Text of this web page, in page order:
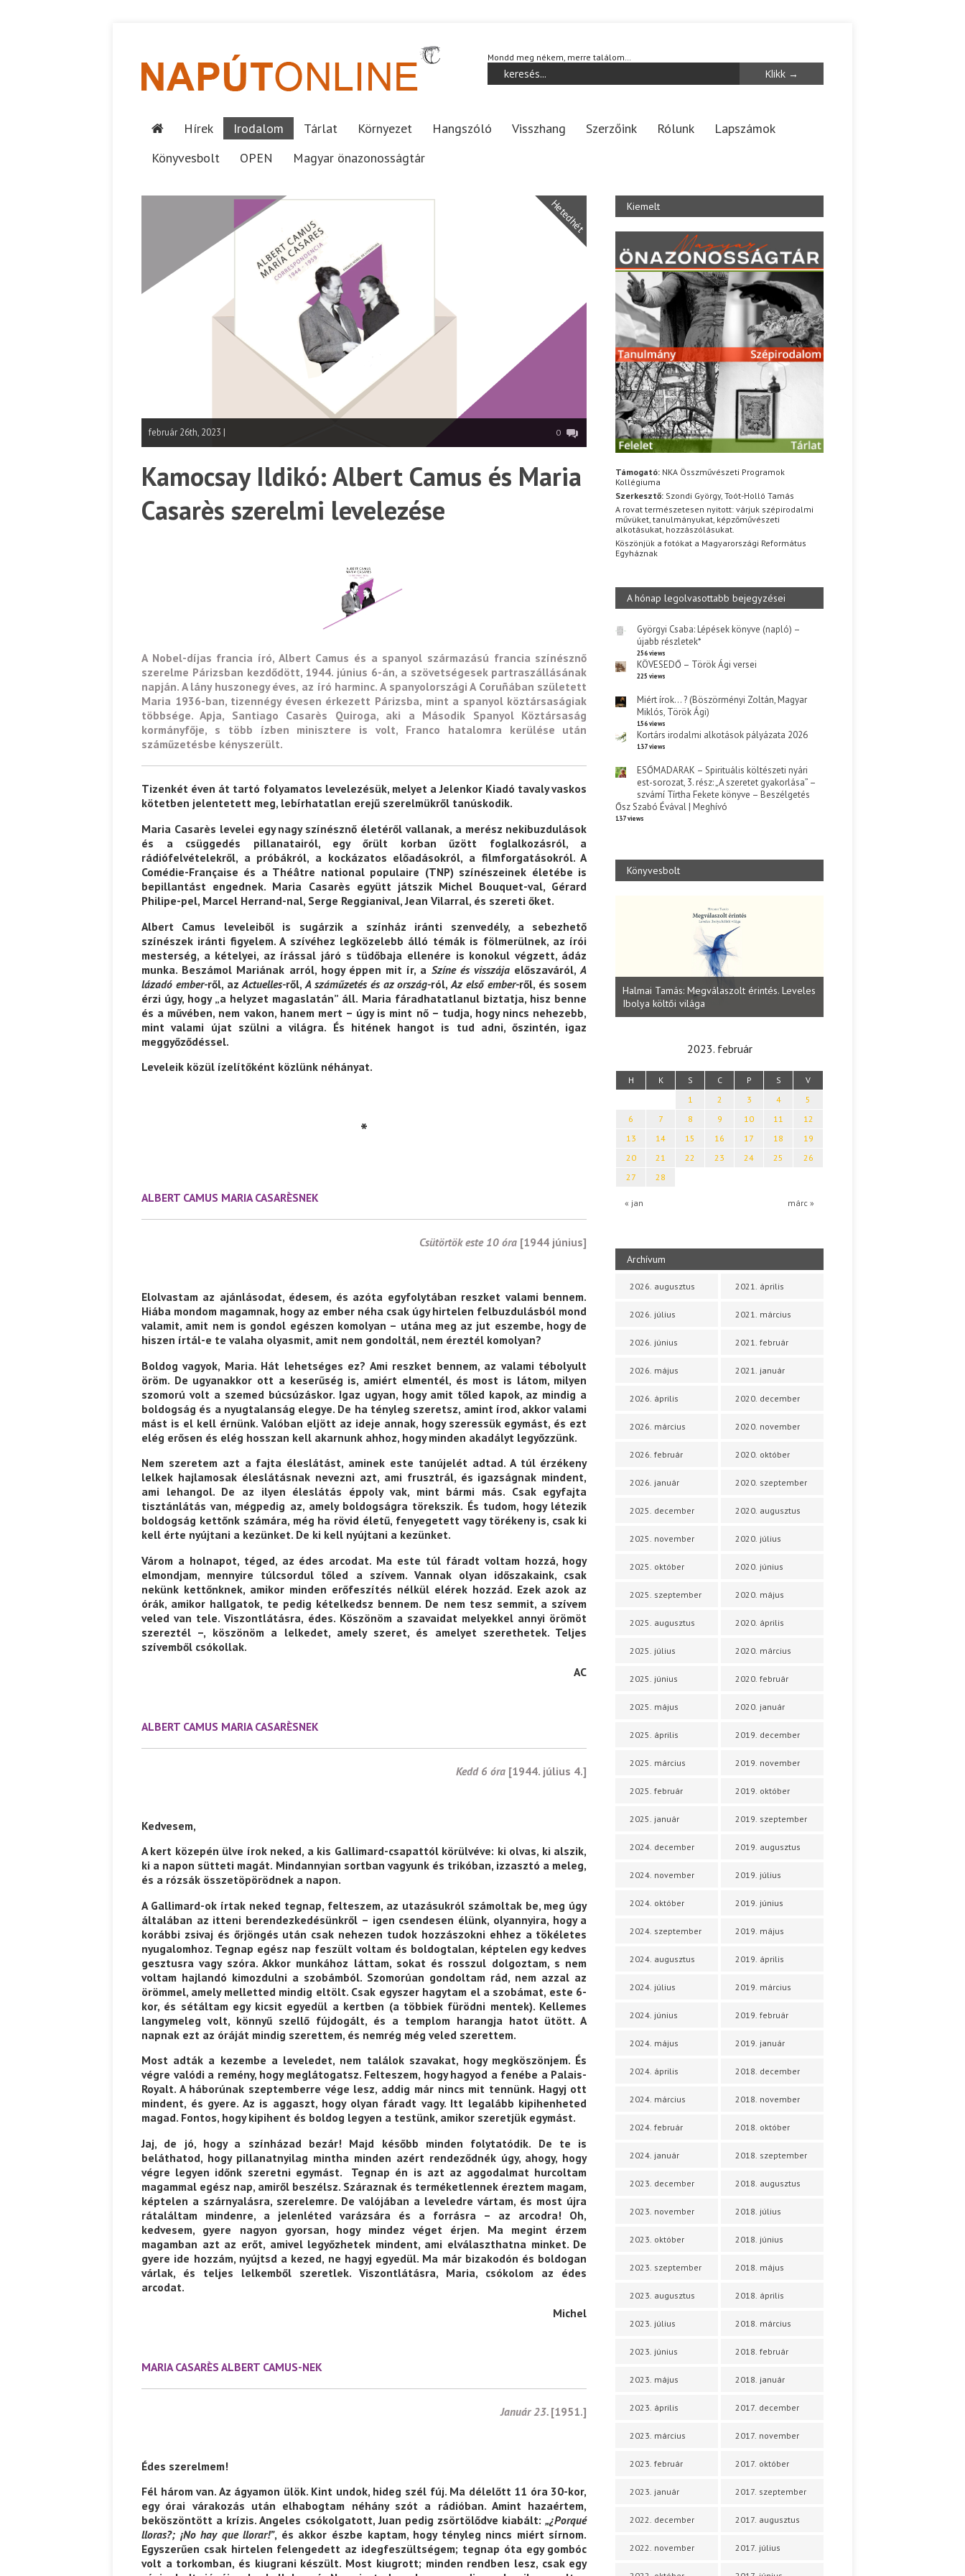
Mondd meg nékem, merre találom…
Hírek Irodalom Tárlat Környezet Hangszóló Visszhang Szerzőink Rólunk
Lapszámok
Könyvesbolt
OPEN Magyar önazonosságtár
Hetedhét
február 26th, 2023 | 0
Kamocsay Ildikó: Albert Camus és Maria
Casarès szerelmi levelezése
A Nobel-díjas francia író, Albert Camus és a spanyol származású francia színésznő
szerelme Párizsban kezdődött, 1944. június 6-án, a szövetségesek partraszállásának
napján. A lány huszonegy éves, az író harminc. A spanyolországi A Coruñában született
Maria 1936-ban, tizennégy évesen érkezett Párizsba, mint a spanyol köztársaságiak
többsége. Apja, Santiago Casarès Quiroga, aki a Második Spanyol Köztársaság
kormányfője, s több ízben minisztere is volt, Franco hatalomra kerülése után
száműzetésbe kényszerült.
Tizenkét éven át tartó folyamatos levelezésük, melyet a Jelenkor Kiadó tavaly vaskos
kötetben jelentetett meg, lebírhatatlan erejű szerelmükről tanúskodik.
Maria Casarès levelei egy nagy színésznő életéről vallanak, a merész nekibuzdulások
és a csüggedés pillanatairól, egy őrült korban űzött foglalkozásról, a
rádiófelvételekről, a próbákról, a kockázatos előadásokról, a filmforgatásokról. A
Comédie-Française és a Théâtre national populaire (TNP) színészeinek életébe is
bepillantást engednek. Maria Casarès együtt játszik Michel Bouquet-val, Gérard
Philipe-pel, Marcel Herrand-nal, Serge Reggianival, Jean Vilarral, és szereti őket.
Albert Camus leveleiből is sugárzik a színház iránti szenvedély, a sebezhető
színészek iránti figyelem. A szívéhez legközelebb álló témák is fölmerülnek, az írói
mesterség, a kételyei, az írással járó s tüdőbaja ellenére is konokul végzett, ádáz
munka. Beszámol Mariának arról, hogy éppen mit ír, a Színe és visszája előszaváról,A
lázadó ember-ről, azActuelles-ről,A száműzetés és az ország-ról,Az első ember-ről, és sosem
érzi úgy, hogy „a helyzet magaslatán” áll. Maria fáradhatatlanul biztatja, hisz benne
és a művében, nem vakon, hanem mert – úgy is mint nő – tudja, hogy nincs nehezebb,
mint valami újat szülni a világra. És hitének hangot is tud adni, őszintén, igaz
meggyőződéssel.
Leveleik közül ízelítőként közlünk néhányat.
*
ALBERT CAMUS MARIA CASARÈSNEK
Csütörtök este 10 óra [1944 június]
Elolvastam az ajánlásodat, édesem, és azóta egyfolytában reszket valami bennem.
Hiába mondom magamnak, hogy az ember néha csak úgy hirtelen felbuzdulásból mond
valamit, amit nem is gondol egészen komolyan – utána meg az jut eszembe, hogy de
hiszen írtál-e te valaha olyasmit, amit nem gondoltál, nem éreztél komolyan?
Boldog vagyok, Maria. Hát lehetséges ez? Ami reszket bennem, az valami tébolyult
öröm. De ugyanakkor ott a keserűség is, amiért elmentél, és most is látom, milyen
szomorú volt a szemed búcsúzáskor. Igaz ugyan, hogy amit tőled kapok, az mindig a
boldogság és a nyugtalanság elegye. De ha tényleg szeretsz, amint írod, akkor valami
mást is el kell érnünk. Valóban eljött az ideje annak, hogy szeressük egymást, és ezt
elég erősen és elég hosszan kell akarnunk ahhoz, hogy minden akadályt legyőzzünk.
Nem szeretem azt a fajta éleslátást, aminek este tanújelét adtad. A túl érzékeny
lelkek hajlamosak éleslátásnak nevezni azt, ami frusztrál, és igazságnak mindent,
ami lehangol. De az ilyen éleslátás éppoly vak, mint bármi más. Csak egyfajta
tisztánlátás van, mégpedig az, amely boldogságra törekszik. És tudom, hogy létezik
boldogság kettőnk számára, még ha rövid életű, fenyegetett vagy törékeny is, csak ki
kell érte nyújtani a kezünket. De ki kell nyújtani a kezünket.
Várom a holnapot, téged, az édes arcodat. Ma este túl fáradt voltam hozzá, hogy
elmondjam, mennyire túlcsordul tőled a szívem. Vannak olyan időszakaink, csak
nekünk kettőnknek, amikor minden erőfeszítés nélkül elérek hozzád. Ezek azok az
órák, amikor hallgatok, te pedig kételkedsz bennem. De nem tesz semmit, a szívem
veled van tele. Viszontlátásra, édes. Köszönöm a szavaidat melyekkel annyi örömöt
szereztél –, köszönöm a lelkedet, amely szeret, és amelyet szerethetek. Teljes
szívemből csókollak.
AC
ALBERT CAMUS MARIA CASARÈSNEK
Kedd 6 óra [1944. július 4.]
Kedvesem,
A kert közepén ülve írok neked, a kis Gallimard-csapattól körülvéve: ki olvas, ki alszik,
ki a napon sütteti magát. Mindannyian sortban vagyunk és trikóban, izzasztó a meleg,
és a rózsák összetöpörödnek a napon.
A Gallimard-ok írtak neked tegnap, felteszem, az utazásukról számoltak be, meg úgy
általában az itteni berendezkedésünkről – igen csendesen élünk, olyannyira, hogy a
korábbi zsivaj és őrjöngés után csak nehezen tudok hozzászokni ehhez a tökéletes
nyugalomhoz. Tegnap egész nap feszült voltam és boldogtalan, képtelen egy kedves
gesztusra vagy szóra. Akkor munkához láttam, sokat és rosszul dolgoztam, s nem
voltam hajlandó kimozdulni a szobámból. Szomorúan gondoltam rád, nem azzal az
örömmel, amely melletted mindig eltölt. Csak egyszer hagytam el a szobámat, este 6-
kor, és sétáltam egy kicsit egyedül a kertben (a többiek fürödni mentek). Kellemes
langymeleg volt, könnyű szellő fújdogált, és a templom harangja hatot ütött. A
napnak ezt az óráját mindig szerettem, és nemrég még veled szerettem.
Most adták a kezembe a leveledet, nem találok szavakat, hogy megköszönjem. És
végre valódi a remény, hogy meglátogatsz. Felteszem, hogy hagyod a fenébe a Palais-
Royalt. A háborúnak szeptemberre vége lesz, addig már nincs mit tennünk. Hagyj ott
mindent, és gyere. Az is aggaszt, hogy olyan fáradt vagy. Itt legalább kipihenheted
magad. Fontos, hogy kipihent és boldog legyen a testünk, amikor szeretjük egymást.
Jaj, de jó, hogy a színházad bezár! Majd később minden folytatódik. De te is
beláthatod, hogy pillanatnyilag mintha minden azért rendeződnék úgy, ahogy, hogy
végre legyen időnk szeretni egymást. Tegnap én is azt az aggodalmat hurcoltam
magammal egész nap, amiről beszélsz. Száraznak és terméketlennek éreztem magam,
képtelen a szárnyalásra, szerelemre. De valójában a leveledre vártam, és most újra
rátaláltam mindenre, a jelenléted varázsára és a forrásra – az arcodra! Oh,
kedvesem, gyere nagyon gyorsan, hogy mindez véget érjen. Ma megint érzem
magamban azt az erőt, amivel legyőzhetek mindent, ami elválaszthatna minket. De
gyere ide hozzám, nyújtsd a kezed, ne hagyj egyedül. Ma már bizakodón és boldogan
várlak, és teljes lelkemből szeretlek. Viszontlátásra, Maria, csókolom az édes
arcodat.
Michel
MARIA CASARÈS ALBERT CAMUS-NEK
Január 23. [1951.]
Édes szerelmem!
Fél három van. Az ágyamon ülök. Kint undok, hideg szél fúj. Ma délelőtt 11 óra 30-kor,
egy órai várakozás után elhabogtam néhány szót a rádióban. Amint hazaértem,
beköszöntött a krízis. Angeles csókolgatott, Juan pedig zsörtölődve kiabált:„¿Porqué
lloras?; ¡No hay que llorar!”, és akkor észbe kaptam, hogy tényleg nincs miért sírnom.
Egyszerűen csak hirtelen felengedett az idegfeszültségem; tegnap óta egy gombóc
volt a torkomban, és kiugrani készült. Most kiugrott; minden rendben lesz, csak egy
Kiemelt
Támogató: NKA Összművészeti Programok
Kollégiuma
Szerkesztő: Szondi György, Toót-Holló Tamás
A rovat természetesen nyitott: várjuk szépirodalmi
művüket, tanulmányukat, képzőművészeti
alkotásukat, hozzászólásukat.
Köszönjük a fotókat a Magyarországi Református
Egyháznak
A hónap legolvasottabb bejegyzései
Györgyi Csaba: Lépések könyve (napló) –
újabb részletek*
256 views
KÖVESEDŐ – Török Ági versei
225 views
Miért írok… ? (Böszörményi Zoltán, Magyar
Miklós, Török Ági)
156 views
Kortárs irodalmi alkotások pályázata 2026
137 views
ESŐMADARAK – Spirituális költészeti nyári
est-sorozat, 3. rész: „A szeretet gyakorlása” –
szvámí Tírtha Fekete könyve – Beszélgetés
Ősz Szabó Évával | Meghívó
137 views
Könyvesbolt
Káplán Géza: Erotikai kalauz
Parvathy Baul: A NAGY LELKEK DALAI.
Bevezetés a bául ösvénybe (Fordította:
Rideg Zsófia)
Halmai Tamás: Megválaszolt érintés. Leveles
Ibolya költői világa
2023. február
H K S C P S V
« jan márc »
1 2 3 4
5
6
7 8 9 10 11
12
13
14 15 16 17 18
19
20
21 22 23 24 25
26
27
28
Archívum
2026. augusztus
2026. július
2026. június
2026. május
2026. április
2026. március
2026. február
2026. január
2025. december
2025. november
2025. október
2025. szeptember
2025. augusztus
2025. július
2025. június
2025. május
2025. április
2025. március
2025. február
2025. január
2024. december
2024. november
2024. október
2024. szeptember
2024. augusztus
2024. július
2024. június
2024. május
2024. április
2024. március
2024. február
2024. január
2023. december
2023. november
2023. október
2023. szeptember
2023. augusztus
2023. július
2023. június
2023. május
2023. április
2023. március
2023. február
2023. január
2022. december
2022. november
2021. április
2021. március
2021. február
2021. január
2020. december
2020. november
2020. október
2020. szeptember
2020. augusztus
2020. július
2020. június
2020. május
2020. április
2020. március
2020. február
2020. január
2019. december
2019. november
2019. október
2019. szeptember
2019. augusztus
2019. július
2019. június
2019. május
2019. április
2019. március
2019. február
2019. január
2018. december
2018. november
2018. október
2018. szeptember
2018. augusztus
2018. július
2018. június
2018. május
2018. április
2018. március
2018. február
2018. január
2017. december
2017. november
2017. október
2017. szeptember
2017. augusztus
2017. július